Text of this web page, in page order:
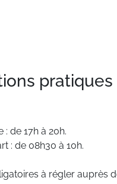
pratiques
de 17h à 20h.
: de 08h30 à 10h.
à régler auprès